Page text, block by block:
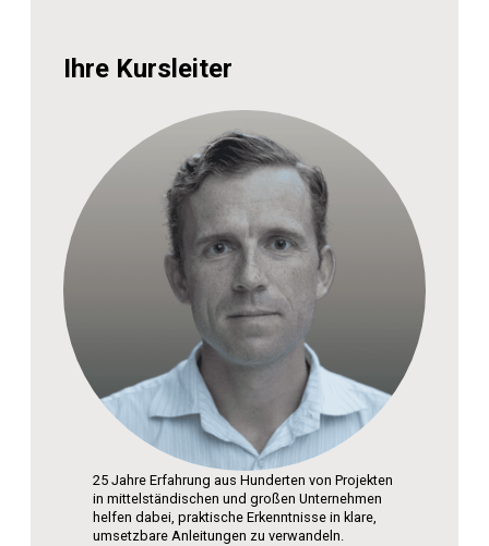
Ihre Kursleiter
25 Jahre Erfahrung aus Hunderten von Projekten
in mittelständischen und großen Unternehmen
helfen dabei, praktische Erkenntnisse in klare,
umsetzbare Anleitungen zu verwandeln.